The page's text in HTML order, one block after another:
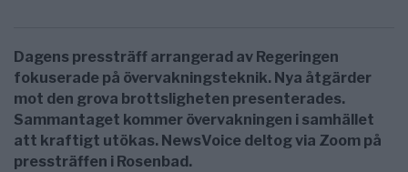
Dagens pressträff arrangerad av Regeringen
fokuserade på övervakningsteknik. Nya åtgärder
mot den grova brottsligheten presenterades.
Sammantaget kommer övervakningen i samhället
att kraftigt utökas. NewsVoice deltog via Zoom på
pressträffen i Rosenbad.